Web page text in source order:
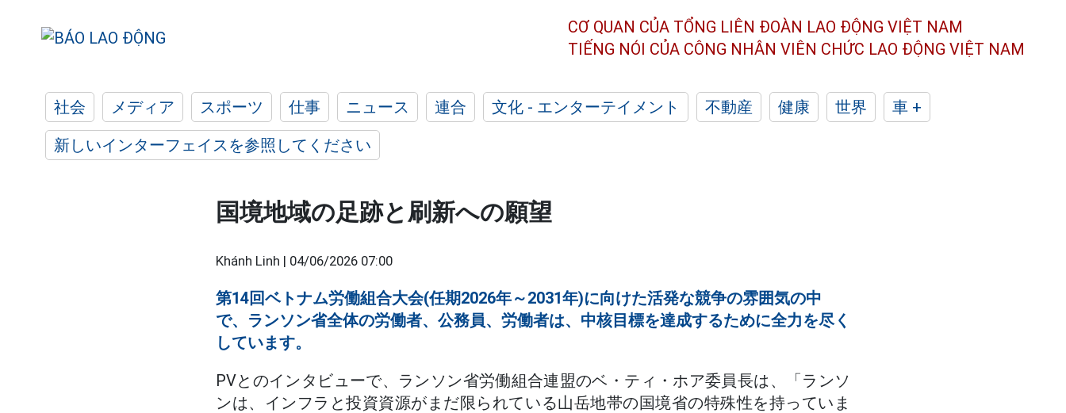
CƠ QUAN CỦA TỔNG LIÊN ĐOÀN LAO ĐỘNG VIỆT NAM
TIẾNG NÓI CỦA CÔNG NHÂN VIÊN CHỨC LAO ĐỘNG VIỆT NAM
社会 メディア スポーツ 仕事 ニュース 連合 文化 - エンターテイメント 不動産 健康 世界
車 +
新しいインターフェイスを参照してください
国境地域の足跡と刷新への願望
Khánh Linh | 04/06/2026 07:00
第14回ベトナム労働組合大会(任期2026年～2031年)に向けた活発な競争の雰囲気の中
で、ランソン省全体の労働者、公務員、労働者は、中核目標を達成するために全力を尽く
しています。
PVとのインタビューで、ランソン省労働組合連盟のベ・ティ・ホア委員長は、「ランソ
ンは、インフラと投資資源がまだ限られている山岳地帯の国境省の特殊性を持っていま